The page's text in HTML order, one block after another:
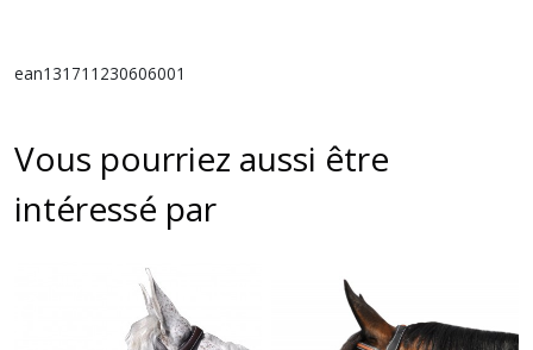
ean131711230606001
Vous pourriez aussi être
intéressé par